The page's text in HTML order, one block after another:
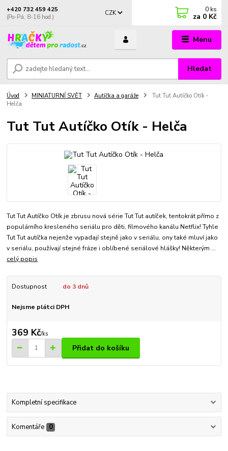
Menu
CZK
Hledat
+420 732 459 425
(Po-Pá, 8-16 hod.)
0 ks
za 0 Kč
Úvod MINIATURNÍ SVĚT Autíčka a garáže
Tut Tut Autíčko Otík -
Helča
Tut Tut Autíčko Otík - Helča
Tut Tut Autíčko Otík je zbrusu nová série Tut Tut autíček, tentokrát přímo z
populárního kresleného seriálu pro děti, filmového kanálu Netflix! Tyhle
Tut Tut autíčka nejenže vypadají stejně jako v seriálu, ony také mluví jako
v seriálu, používají stejné fráze i oblíbené seriálové hlášky! Některým ...
celý popis
Dostupnost do 3 dnů
Nejsme plátci DPH
369 Kč/ks
Přidat do košíku
Kompletní specifikace
Komentáře 0